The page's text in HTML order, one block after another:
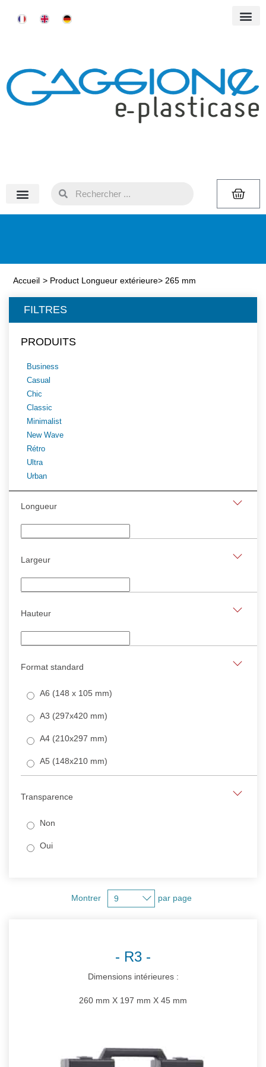
Accueil > Product Longueur extérieure> 265 mm
FILTRES
PRODUITS
Business
Casual
Chic
Classic
Minimalist
New Wave
Rétro
Ultra
Urban
Longueur
Largeur
Hauteur
Format standard
A6 (148 x 105 mm)
A3 (297x420 mm)
A4 (210x297 mm)
A5 (148x210 mm)
Transparence
Non
Oui
Montrer par page
R3
Dimensions intérieures :
260 mm X 197 mm X 45 mm